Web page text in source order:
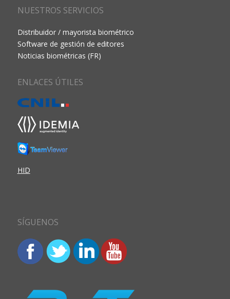
NUESTROS SERVICIOS
Distribuidor / mayorista biométrico
Software de gestión de editores
Noticias biométricas (FR)
ENLACES ÚTILES
HID
SÍGUENOS